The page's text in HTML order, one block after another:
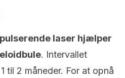
laser hjælper
. Intervallet
til 2 måneder. For at opnå